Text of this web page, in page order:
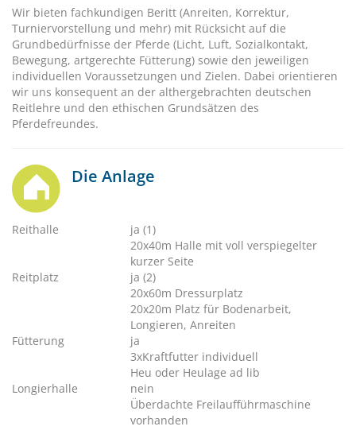
Wir bieten fachkundigen Beritt (Anreiten, Korrektur,
Turniervorstellung und mehr) mit Rücksicht auf die
Grundbedürfnisse der Pferde (Licht, Luft, Sozialkontakt,
Bewegung, artgerechte Fütterung) sowie den jeweiligen
individuellen Voraussetzungen und Zielen. Dabei orientieren
wir uns konsequent an der althergebrachten deutschen
Reitlehre und den ethischen Grundsätzen des
Pferdefreundes.
Die Anlage
Reithalle
ja (1)
20x40m Halle mit voll verspiegelter
kurzer Seite
Reitplatz
ja (2)
20x60m Dressurplatz
20x20m Platz für Bodenarbeit,
Longieren, Anreiten
Fütterung
ja
3xKraftfutter individuell
Heu oder Heulage ad lib
Longierhalle
nein
Überdachte Freilaufführmaschine
vorhanden